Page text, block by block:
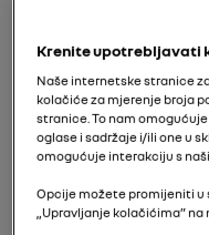
Pomoći
Krenite upotrebljavati
Naše internetske stranice
kolačiće za mjerenje broja
stranice. To nam
oglase i sadržaje i/ili one u
omogućuje interakciju s
Opcije možete promijeniti
„Upravljanje kolačićima”